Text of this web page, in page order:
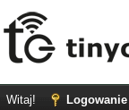
Witaj! Logowanie